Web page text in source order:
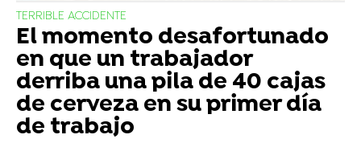
TERRIBLE ACCIDENTE
El momento desafortunado
en que un trabajador
derriba una pila de 40 cajas
de cerveza en su primer día
de trabajo